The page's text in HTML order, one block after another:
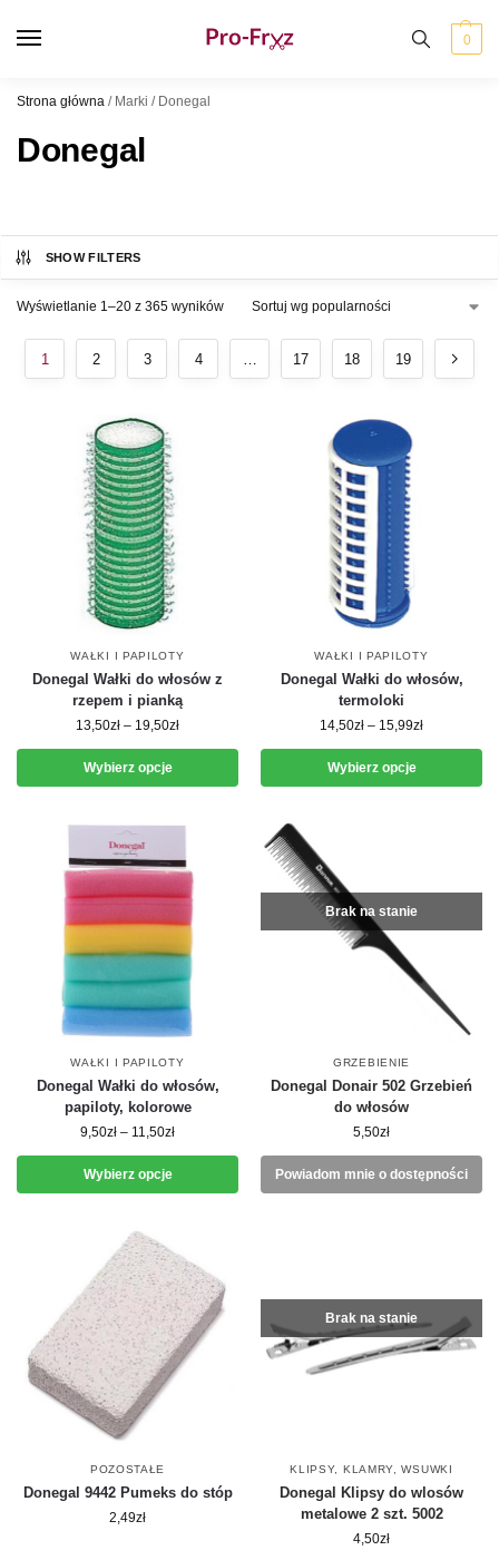
0
Strona główna / Marki / Donegal
Donegal
SHOW FILTERS
Wyświetlanie 1–20 z 365 wyników
1 2 3 4 … 17 18 19
WAŁKI I PAPILOTY
Donegal Wałki do włosów z
rzepem i pianką
13,50zł – 19,50zł
Wybierz opcje
WAŁKI I PAPILOTY
Donegal Wałki do włosów,
termoloki
14,50zł – 15,99zł
Wybierz opcje
WAŁKI I PAPILOTY
Donegal Wałki do włosów,
papiloty, kolorowe
9,50zł – 11,50zł
Wybierz opcje
Brak na stanie
GRZEBIENIE
Donegal Donair 502 Grzebień
do włosów
5,50zł
Powiadom mnie o dostępności
POZOSTAŁE
Donegal 9442 Pumeks do stóp
2,49zł
Brak na stanie
KLIPSY, KLAMRY, WSUWKI
Donegal Klipsy do wlosów
metalowe 2 szt. 5002
4,50zł